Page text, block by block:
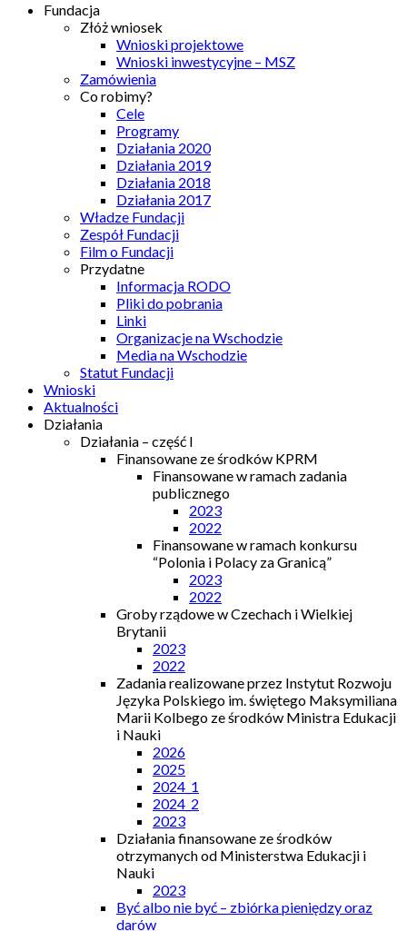
Fundacja
Złóż wniosek
Wnioski projektowe
Wnioski inwestycyjne – MSZ
Zamówienia
Co robimy?
Cele
Programy
Działania 2020
Działania 2019
Działania 2018
Działania 2017
Władze Fundacji
Zespół Fundacji
Film o Fundacji
Przydatne
Informacja RODO
Pliki do pobrania
Linki
Organizacje na Wschodzie
Media na Wschodzie
Statut Fundacji
Wnioski
Aktualności
Działania
Działania – część I
Finansowane ze środków KPRM
Finansowane w ramach zadania
publicznego
2023
2022
Finansowane w ramach konkursu
“Polonia i Polacy za Granicą”
2023
2022
Groby rządowe w Czechach i Wielkiej
Brytanii
2023
2022
Zadania realizowane przez Instytut Rozwoju
Języka Polskiego im. świętego Maksymiliana
Marii Kolbego ze środków Ministra Edukacji
i Nauki
2026
2025
2024_1
2024_2
2023
Działania finansowane ze środków
otrzymanych od Ministerstwa Edukacji i
Nauki
2023
Być albo nie być – zbiórka pieniędzy oraz
darów